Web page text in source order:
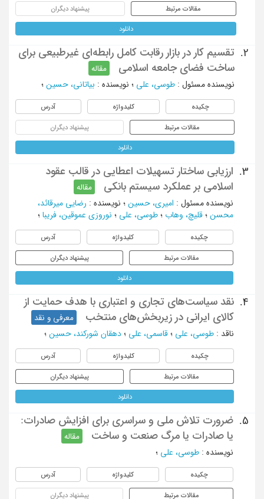
مقالات مرتبط پیشنهاد دیگران
دانلود
2.
تقسیم‌ کار در بازار رقابت کامل رابطه‌ای غیرطبیعی برای
ساخت فضای جامعه اسلامی
مقاله
نویسنده مسئول : طوسی، علی ؛ نویسنده : بیاتانی، حسین ؛
چکیده کلیدواژه آدرس
مقالات مرتبط پیشنهاد دیگران
دانلود
3.
ارزیابی ساختار تسهیلات اعطایی در قالب عقود
اسلامی بر عملکرد سیستم بانکی
مقاله
نویسنده مسئول : امیری، حسین ؛ نویسنده : رضایی میرقائد،
محسن ؛ قلیچ، وهاب ؛ طوسی، علی ؛ نوروزی عموقین، فریبا ؛
چکیده کلیدواژه آدرس
مقالات مرتبط پیشنهاد دیگران
دانلود
4.
نقد سیاست‌های تجاری و اعتباری با هدف حمایت از
کالای ایرانی در زیربخش‌های منتخب
معرفی و نقد
ناقد : طوسی، علی ؛ قاسمی، علی ؛ دهقان شورکند، حسین ؛
چکیده کلیدواژه آدرس
مقالات مرتبط پیشنهاد دیگران
دانلود
5.
ضرورت تلاش ملی و سراسری برای افزایش صادرات:
یا صادرات یا مرگ صنعت و ساخت
مقاله
نویسنده : طوسی، علی ؛
چکیده کلیدواژه آدرس
مقالات مرتبط پیشنهاد دیگران